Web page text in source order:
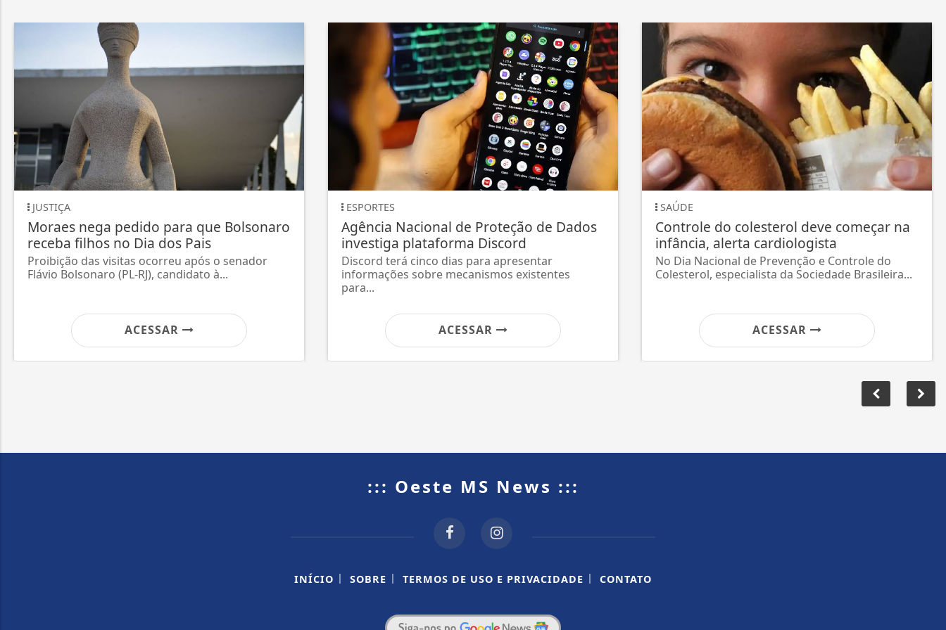
JUSTIÇA
Moraes nega pedido para que Bolsonaro
receba filhos no Dia dos Pais
Proibição das visitas ocorreu após o senador
Flávio Bolsonaro (PL-RJ), candidato à...
ACESSAR
ESPORTES
Agência Nacional de Proteção de Dados
investiga plataforma Discord
Discord terá cinco dias para apresentar
informações sobre mecanismos existentes
para...
ACESSAR
SAÚDE
Controle do colesterol deve começar na
infância, alerta cardiologista
No Dia Nacional de Prevenção e Controle do
Colesterol, especialista da Sociedade Brasileira...
ACESSAR
::: Oeste MS News :::
INÍCIO | SOBRE | TERMOS DE USO E PRIVACIDADE | CONTATO